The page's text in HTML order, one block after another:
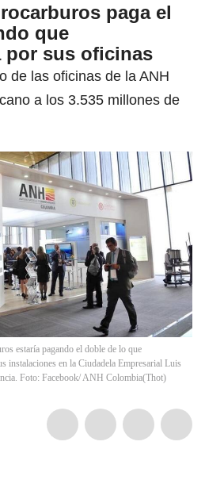
paga el
que
por sus oficinas
de las oficinas de la ANH
a los 3.535 millones de
estaría pagando el doble de lo que
instalaciones en la Ciudadela Empresarial Luis
Foto: Facebook/ ANH Colombia(Thot)